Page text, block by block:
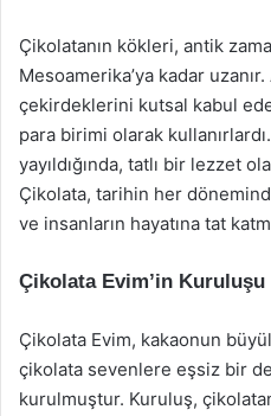
Çikolatanın kökleri, antik
Mesoamerika’ya kadar
çekirdeklerini kutsal kabul
para birimi olarak
yayıldığında, tatlı bir lezzet
Çikolata, tarihin her
ve insanların hayatına tat
Çikolata Evim’in Kuruluşu
Çikolata Evim, kakaonun
çikolata sevenlere eşsiz bir
kurulmuştur. Kuruluş,